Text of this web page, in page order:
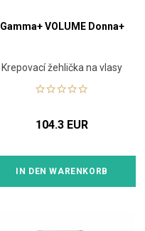
Gamma+ VOLUME Donna+
Krepovací žehlička na vlasy
104.3 EUR
IN DEN WARENKORB